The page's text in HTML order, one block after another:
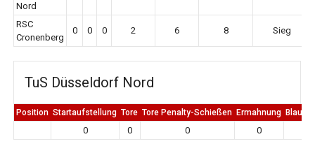
Nord
RSC
Cronenberg
0 0 0 2 6 8 Sieg
TuS Düsseldorf Nord
Position Startaufstellung Tore Tore Penalty-Schießen Ermahnung Blaue
0 0 0 0